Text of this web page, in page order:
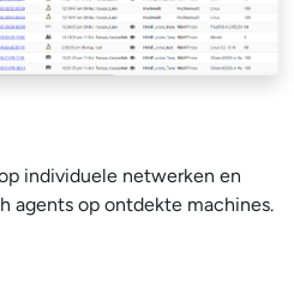
individuele netwerken en
agents op ontdekte machines.